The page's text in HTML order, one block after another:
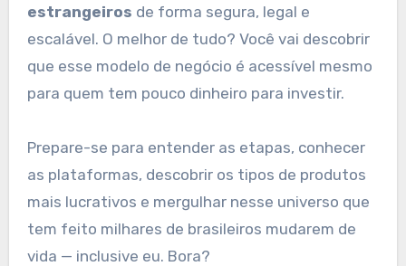
estrangeiros de forma segura, legal e
escalável. O melhor de tudo? Você vai descobrir
que esse modelo de negócio é acessível mesmo
para quem tem pouco dinheiro para investir.
Prepare-se para entender as etapas, conhecer
as plataformas, descobrir os tipos de produtos
mais lucrativos e mergulhar nesse universo que
tem feito milhares de brasileiros mudarem de
vida — inclusive eu. Bora?